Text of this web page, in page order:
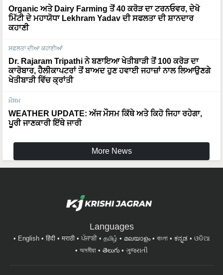
Organic ਅਤੇ Dairy Farming ਤੋਂ 40 ਕਰੋੜ ਦਾ ਟਰਨਓਵਰ, ਦੇਖੋ
ਮਿੱਟੀ ਦੇ ਮਹਾਯੋਧਾ Lekhram Yadav ਦੀ ਸਫਲਤਾ ਦੀ ਸ਼ਾਨਦਾਰ
ਕਹਾਣੀ
ਸਫਲਤਾ ਦੀਆ ਕਹਾਣੀਆਂ
Dr. Rajaram Tripathi ਨੇ ਬਣਾਇਆ ਖੇਤੀਬਾੜੀ ਤੋਂ 100 ਕਰੋੜ ਦਾ
ਕਾਰੋਬਾਰ, ਹੈਲੀਕਾਪਟਰਾਂ ਤੋਂ ਬਾਅਦ ਹੁਣ ਹਵਾਈ ਜਹਾਜ਼ਾਂ ਨਾਲ ਲਿਆਉਣਗੇ
ਖੇਤੀਬਾੜੀ ਵਿੱਚ ਕ੍ਰਾਂਤੀ
ਮੌਸਮ
WEATHER UPDATE: ਅੱਜ ਮੌਸਮ ਕਿੱਥੇ ਅਤੇ ਕਿਹੋ ਜਿਹਾ ਰਹੇਗਾ,
ਪੂਰੀ ਜਾਣਕਾਰੀ ਇੱਥੇ ਜਾਰੀ
More News
Languages
English हिंदी मराठी ਪੰਜਾਬੀ தமிழ் മലയാളം বাংলা ಕನ್ನಡ
ଓଡିଆ
অসমীয়া
తెలుగు ગુજરાતી